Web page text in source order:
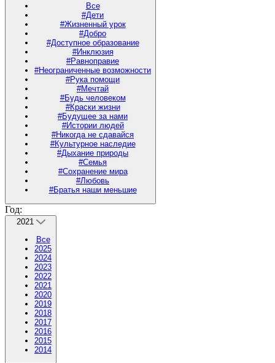
Все
#Дети
#Жизненный урок
#Добро
#Доступное образование
#Инклюзия
#Равноправие
#Неограниченные возможности
#Рука помощи
#Мечтай
#Будь человеком
#Краски жизни
#Будущее за нами
#Истории людей
#Никогда не сдавайся
#Культурное наследие
#Дыхание природы
#Семья
#Сохранение мира
#Любовь
#Братья наши меньшие
Год:
2021
Все
2025
2024
2023
2022
2021
2020
2019
2018
2017
2016
2015
2014